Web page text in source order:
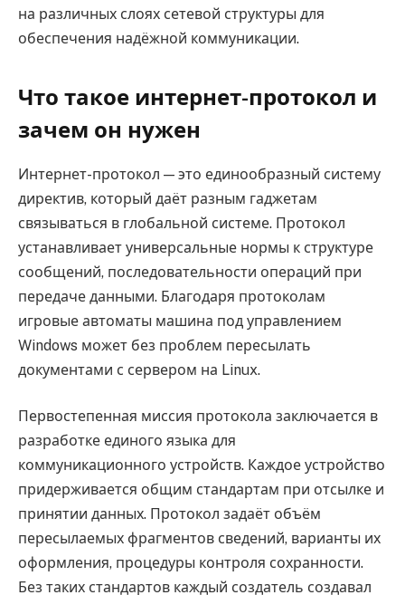
на различных слоях сетевой структуры для
обеспечения надёжной коммуникации.
Что такое интернет-протокол и
зачем он нужен
Интернет-протокол — это единообразный систему
директив, который даёт разным гаджетам
связываться в глобальной системе. Протокол
устанавливает универсальные нормы к структуре
сообщений, последовательности операций при
передаче данными. Благодаря протоколам
игровые автоматы машина под управлением
Windows может без проблем пересылать
документами с сервером на Linux.
Первостепенная миссия протокола заключается в
разработке единого языка для
коммуникационного устройств. Каждое устройство
придерживается общим стандартам при отсылке и
принятии данных. Протокол задаёт объём
пересылаемых фрагментов сведений, варианты их
оформления, процедуры контроля сохранности.
Без таких стандартов каждый создатель создавал